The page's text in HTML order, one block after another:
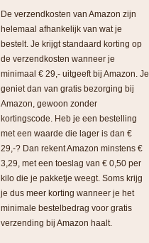
De verzendkosten van Amazon zijn
helemaal afhankelijk van wat je
bestelt. Je krijgt standaard korting op
de verzendkosten wanneer je
minimaal € 29,- uitgeeft bij Amazon. Je
geniet dan van gratis bezorging bij
Amazon, gewoon zonder
kortingscode. Heb je een bestelling
met een waarde die lager is dan €
29,-? Dan rekent Amazon minstens €
3,29, met een toeslag van € 0,50 per
kilo die je pakketje weegt. Soms krijg
je dus meer korting wanneer je het
minimale bestelbedrag voor gratis
verzending bij Amazon haalt.